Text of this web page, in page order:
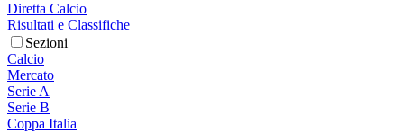
Diretta Calcio
Risultati e Classifiche
Sezioni
Calcio
Mercato
Serie A
Serie B
Coppa Italia